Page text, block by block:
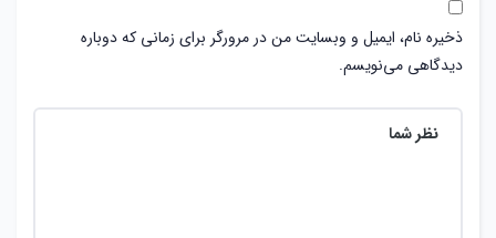
ذخیره نام، ایمیل و وبسایت من در مرورگر برای زمانی که دوباره
دیدگاهی می‌نویسم.